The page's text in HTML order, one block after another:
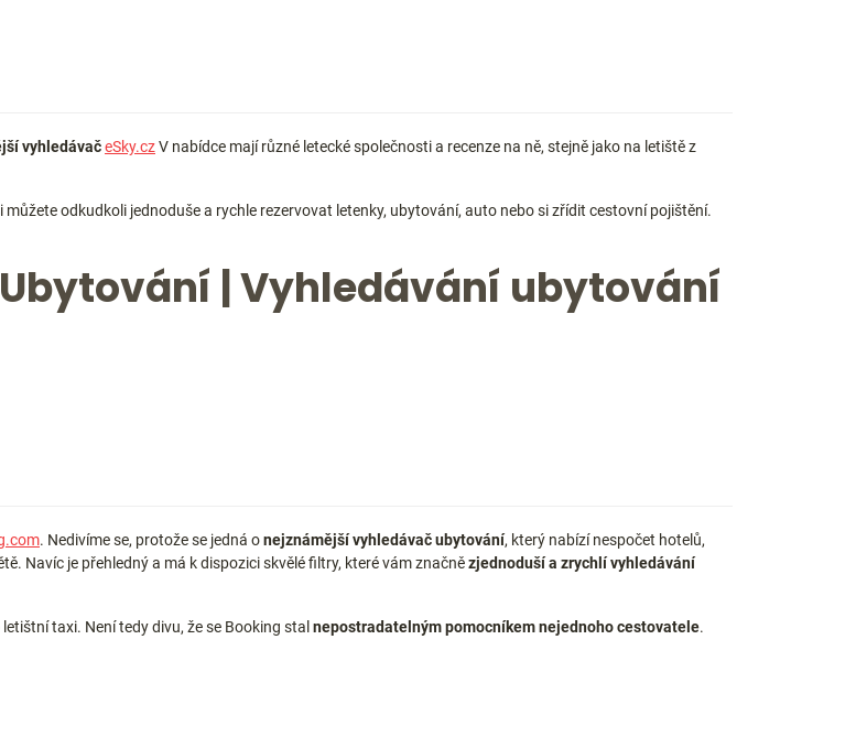
vyhledávačeSky.czV nabídce mají různé letecké společnosti a recenze na ně, stejně jako na letiště z
můžete odkudkoli jednoduše a rychle rezervovat letenky, ubytování, auto nebo si zřídit cestovní pojištění.
Ubytování | Vyhledávání ubytování
. Nedivíme se, protože se jedná onejznámější vyhledávač ubytování, který nabízí nespočet hotelů,
Navíc je přehledný a má k dispozici skvělé filtry, které vám značnězjednoduší a zrychlí vyhledávání
taxi. Není tedy divu, že se Booking stal nepostradatelným pomocníkem nejednoho cestovatele.